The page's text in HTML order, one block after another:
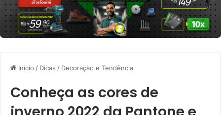
Início / Dicas / Decoração e Tendência
Conheça as cores de